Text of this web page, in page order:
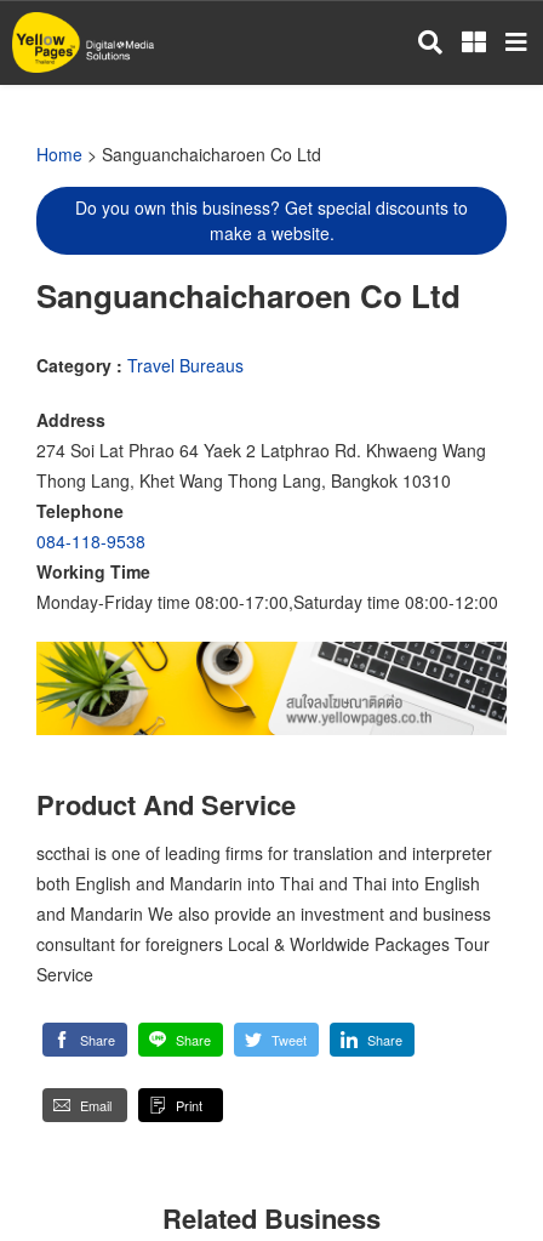
Skip
to
main
Home > Sanguanchaicharoen Co Ltd
Do you own this business? Get special discounts to
make a website.
Sanguanchaicharoen Co Ltd
Category : Travel Bureaus
Address
274 Soi Lat Phrao 64 Yaek 2 Latphrao Rd. Khwaeng Wang
Thong Lang, Khet Wang Thong Lang, Bangkok 10310
Telephone
084-118-9538
Working Time
Monday-Friday time 08:00-17:00,Saturday time 08:00-12:00
Product And Service
sccthai is one of leading firms for translation and interpreter
both English and Mandarin into Thai and Thai into English
and Mandarin We also provide an investment and business
consultant for foreigners Local & Worldwide Packages Tour
Service
Share Share Tweet Share
Email Print
Related Business